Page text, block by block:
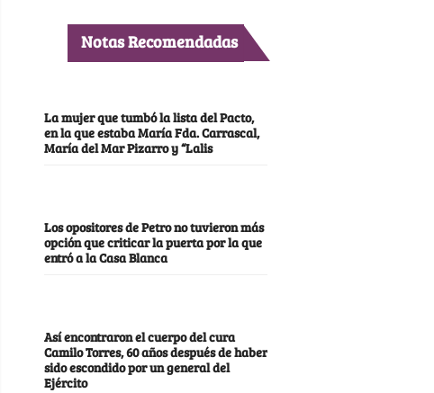
Notas Recomendadas
La mujer que tumbó la lista del Pacto,
en la que estaba María Fda. Carrascal,
María del Mar Pizarro y “Lalis
Los opositores de Petro no tuvieron más
opción que criticar la puerta por la que
entró a la Casa Blanca
Así encontraron el cuerpo del cura
Camilo Torres, 60 años después de haber
sido escondido por un general del
Ejército